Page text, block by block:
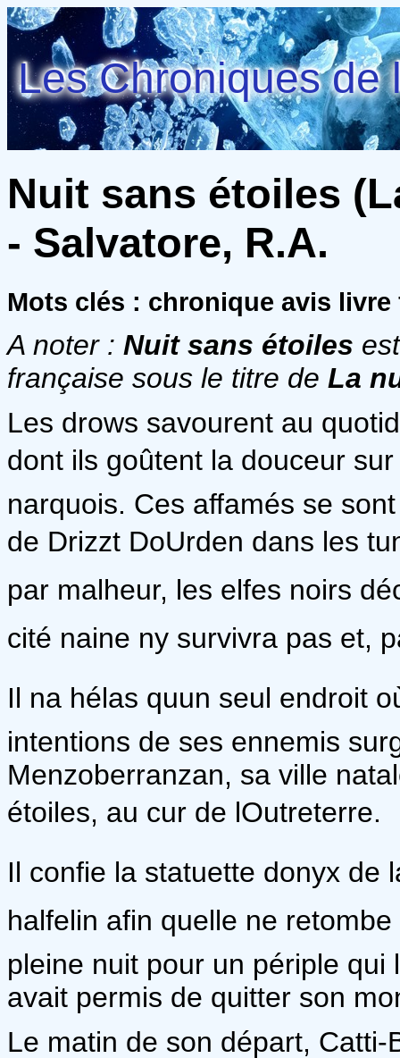
Les Chroniques de
Nuit sans étoiles
- Salvatore, R.A.
Mots clés : chronique avis
A noter : Nuit sans étoiles
française sous le titre de La
Les drows savourent au
dont ils goûtent la douceur
narquois. Ces affamés se
de Drizzt DoUrden dans les
par malheur, les elfes noirs
cité naine ny survivra pas et,
Il na hélas quun seul
intentions de ses ennemis
Menzoberranzan, sa ville
étoiles, au cur de lOutreterre.
Il confie la statuette donyx
halfelin afin quelle ne
pleine nuit pour un périple
avait permis de quitter son
Le matin de son départ,